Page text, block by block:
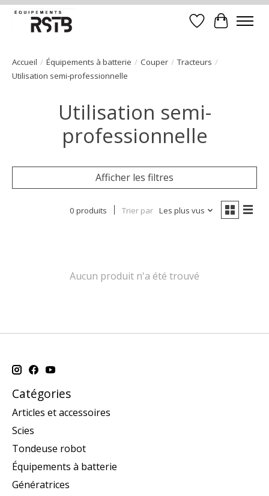
Liste dePanier
Accueil / Équipements à batterie / Couper / Tracteurs /
Utilisation semi-professionnelle
Utilisation semi-
professionnelle
Afficher les filtres
0 produits Trier par Les plus vus
Aucun produit n'a été trouvé
Catégories
Articles et accessoires
Scies
Tondeuse robot
Équipements à batterie
Génératrices